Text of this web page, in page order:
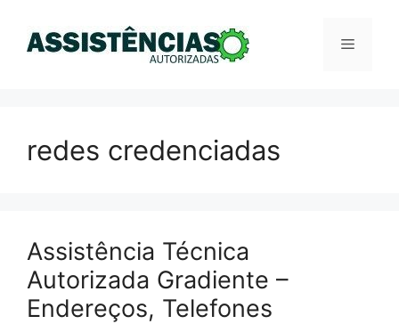
Menu
redes credenciadas
Assistência Técnica
Autorizada Gradiente –
Endereços, Telefones